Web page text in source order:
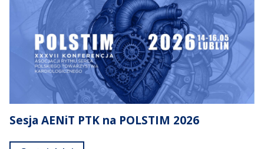
Sesja AENiT PTK na POLSTIM 2026